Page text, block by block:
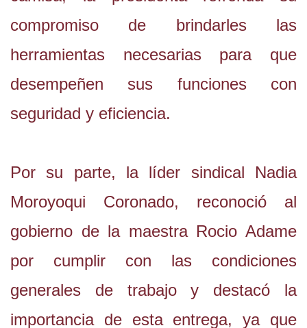
compromiso de brindarles las
herramientas necesarias para que
desempeñen sus funciones con
seguridad y eficiencia.
Por su parte, la líder sindical Nadia
Moroyoqui Coronado, reconoció al
gobierno de la maestra Rocio Adame
por cumplir con las condiciones
generales de trabajo y destacó la
importancia de esta entrega, ya que